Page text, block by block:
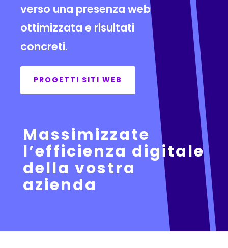
verso una presenza web
ottimizzata e risultati
concreti.
PROGETTI SITI WEB
Massimizzate
l’efficienza digitale
della vostra
azienda